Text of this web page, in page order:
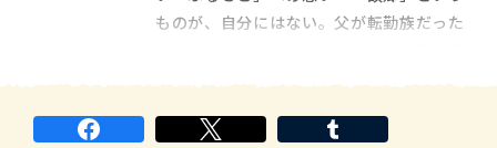
ものが、自分にはない。父が転勤族だった
ない。なんなら現在、母がひとりで暮らす